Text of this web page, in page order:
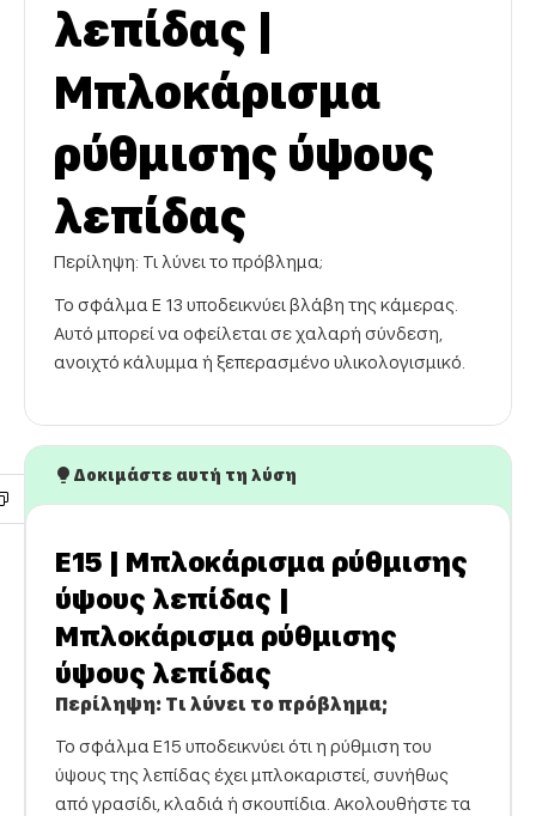
λεπίδας |
Μπλοκάρισμα
ρύθμισης ύψους
λεπίδας
Περίληψη: Τι λύνει το πρόβλημα;
Το σφάλμα E 13 υποδεικνύει βλάβη της κάμερας.
Αυτό μπορεί να οφείλεται σε χαλαρή σύνδεση,
ανοιχτό κάλυμμα ή ξεπερασμένο υλικολογισμικό.
Δοκιμάστε αυτή τη λύση
E15 | Μπλοκάρισμα ρύθμισης
ύψους λεπίδας |
Μπλοκάρισμα ρύθμισης
ύψους λεπίδας
Περίληψη: Τι λύνει το πρόβλημα;
Το σφάλμα E15 υποδεικνύει ότι η ρύθμιση του
ύψους της λεπίδας έχει μπλοκαριστεί, συνήθως
από γρασίδι, κλαδιά ή σκουπίδια. Ακολουθήστε τα